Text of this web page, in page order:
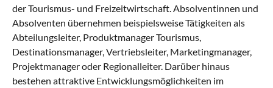
der Tourismus- und Freizeitwirtschaft. Absolventinnen und
Absolventen übernehmen beispielsweise Tätigkeiten als
Abteilungsleiter, Produktmanager Tourismus,
Destinationsmanager, Vertriebsleiter, Marketingmanager,
Projektmanager oder Regionalleiter. Darüber hinaus
bestehen attraktive Entwicklungsmöglichkeiten im